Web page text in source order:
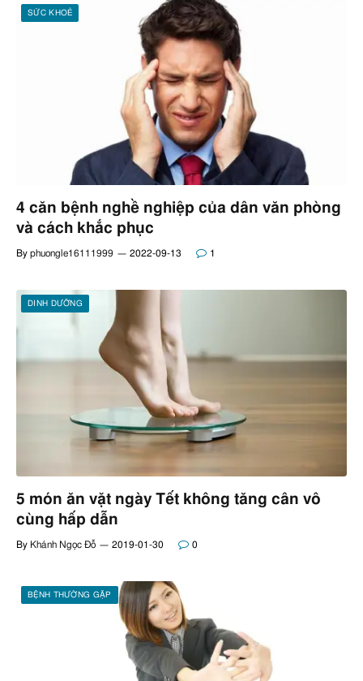
SỨC KHOẺ
4 căn bệnh nghề nghiệp của dân văn phòng
và cách khắc phục
By phuongle16111999 2022-09-13 1
DINH DƯỠNG
5 món ăn vặt ngày Tết không tăng cân vô
cùng hấp dẫn
By Khánh Ngọc Đỗ 2019-01-30 0
BỆNH THƯỜNG GẶP